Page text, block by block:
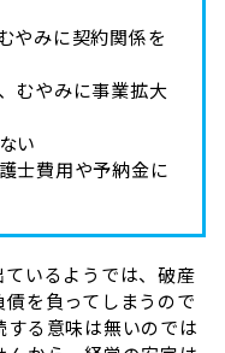
やみに契約関係を
むやみに事業拡大
い
士費用や予納金に
ているようでは、破産
を負ってしまうので
る意味は無いのでは